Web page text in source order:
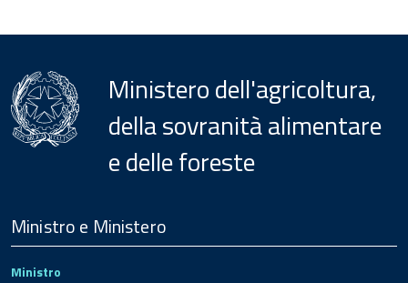
Ministero dell'agricoltura,
della sovranità alimentare
e delle foreste
Footer
Ministro e Ministero
Ministro